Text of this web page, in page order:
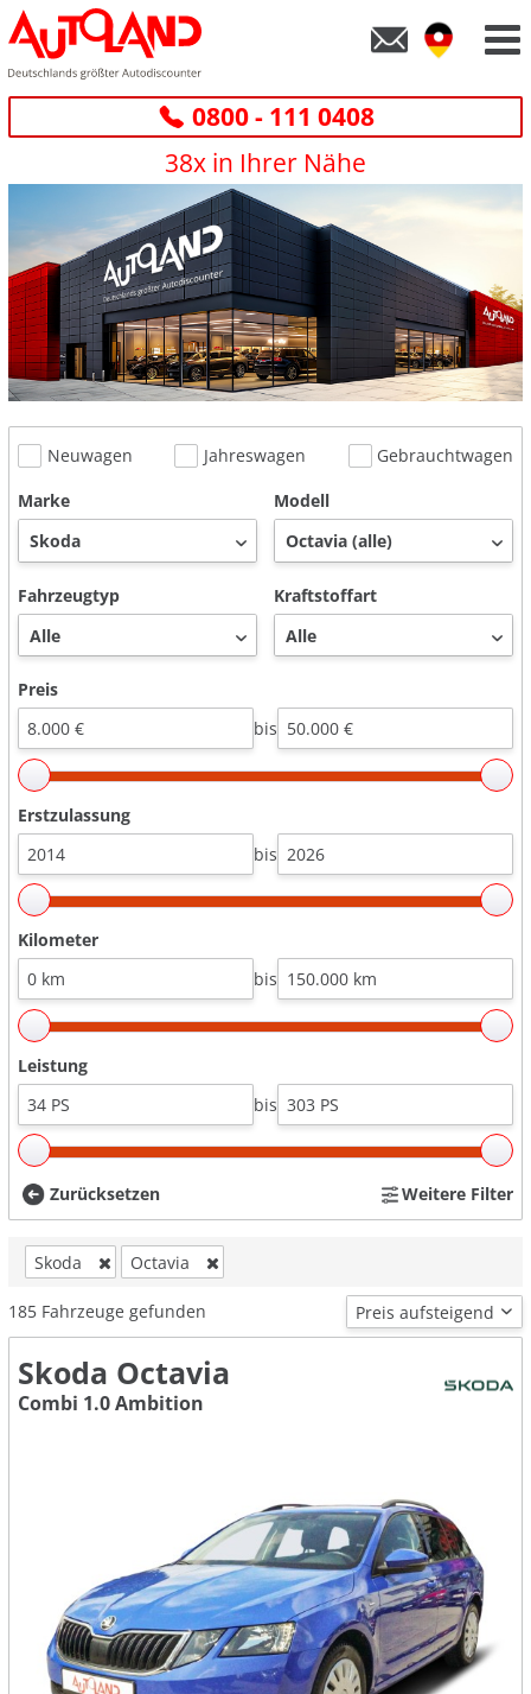
0800 - 111 0408
38x in Ihrer Nähe
Neuwagen Jahreswagen
Gebrauchtwagen
Marke
Modell
Fahrzeugtyp Kraftstoffart
Preis
bis
Erstzulassung
bis
Kilometer
bis
Leistung
bis
Zurücksetzen Weitere Filter
Skoda Octavia
185 Fahrzeuge gefunden
Skoda Octavia
Combi 1.0 Ambition